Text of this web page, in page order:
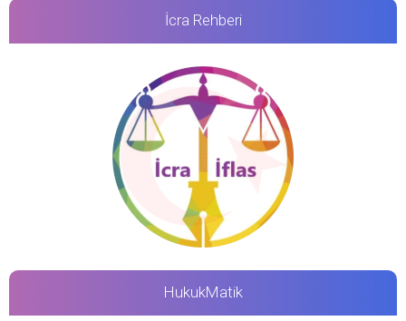
İcra Rehberi
HukukMatik